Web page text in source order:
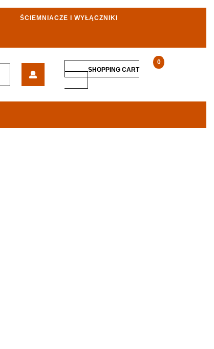
ŚCIEMNIACZE I WYŁĄCZNIKI
IMPRESJA
GNIAzDO
0
SHOPPING CART
SHOPPING
CART